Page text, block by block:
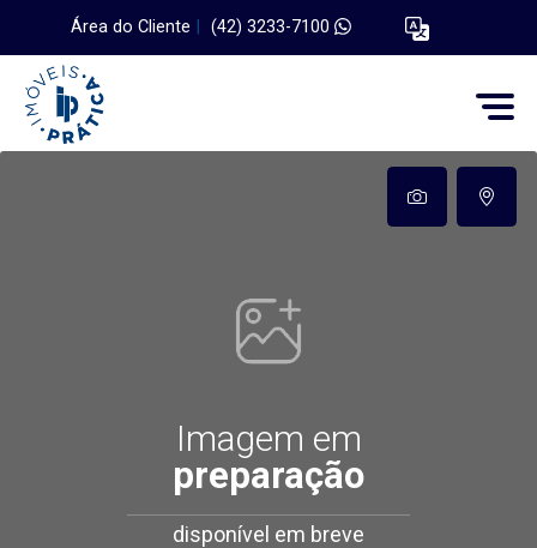
Área do Cliente (42) 3233-7100
Imagem em
preparação
disponível em breve